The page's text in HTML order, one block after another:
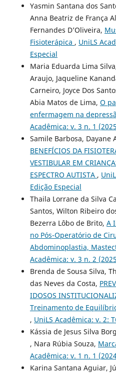
Yasmin Santana dos
Anna Beatriz de França
Fernandes D’Oliveira,
Fisioterápica , UniLS
Especial
Maria Eduarda Lima
Araujo, Jaqueline
Carneiro, Joyce Dos
Abia Matos de Lima, O
enfermagem na
Acadêmica: v. 3 n. 1
Samile Barbosa, Dayane
BENEFÍCIOS DA
VESTIBULAR EM
ESPECTRO AUTISTA ,
Edição Especial
Thaila Lorrane da Silva
Santos, Wilton Ribeiro
Bezerra Lôbo de Brito, A
no Pós-Operatório de
Abdominoplastia,
Acadêmica: v. 3 n. 2
Brenda de Sousa Silva,
das Neves da Costa,
IDOSOS
Treinamento de
, UniLS Acadêmica: v. 2:
Kássia de Jesus Silva
, Nara Rúbia Souza,
Acadêmica: v. 1 n. 1
Karina Santana Aguiar,